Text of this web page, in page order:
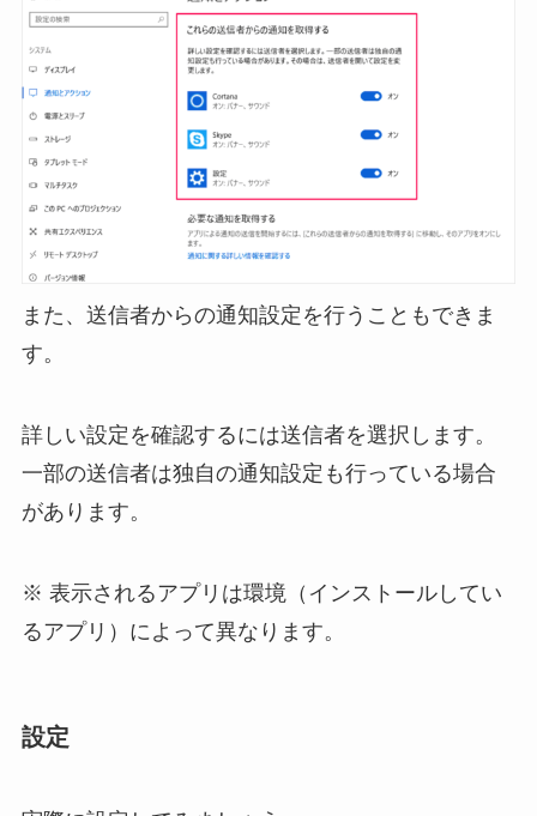
また、送信者からの通知設定を行うこともできま
す。
詳しい設定を確認するには送信者を選択します。
一部の送信者は独自の通知設定も行っている場合
があります。
※ 表示されるアプリは環境（インストールしてい
るアプリ）によって異なります。
設定